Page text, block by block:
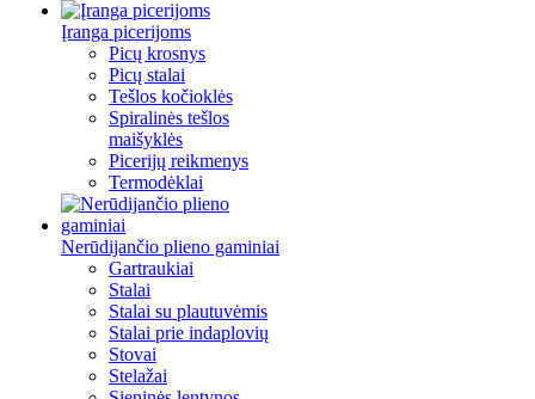
Įranga picerijoms
Picų krosnys
Picų stalai
Tešlos kočioklės
Spiralinės tešlos
maišyklės
Picerijų reikmenys
Termodėklai
Nerūdijančio plieno gaminiai
Gartraukiai
Stalai
Stalai su plautuvėmis
Stalai prie indaplovių
Stovai
Stelažai